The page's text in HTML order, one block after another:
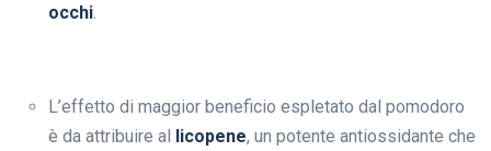
occhi.
L’effetto di maggior beneficio espletato dal pomodoro
è da attribuire al licopene, un potente antiossidante che